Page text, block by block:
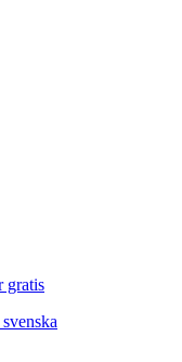
gratis